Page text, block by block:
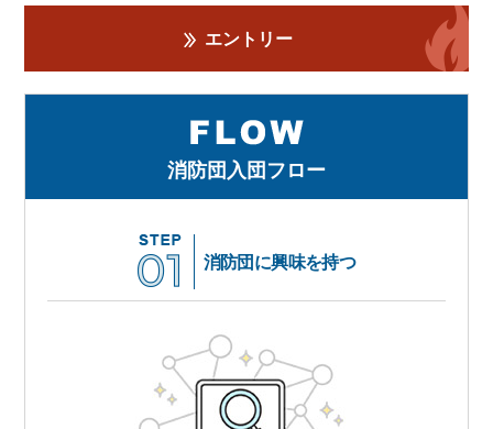
エントリー
消防団入団フロー
消防団に興味を持つ